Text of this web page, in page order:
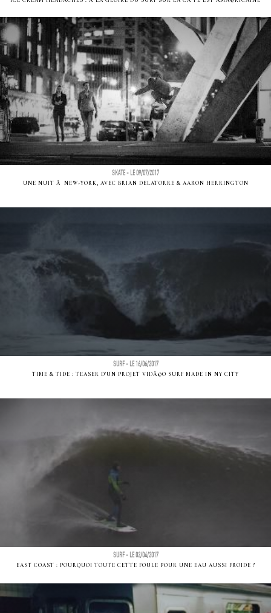
SKATE - LE 09/07/2017
UNE NUIT Ã NEW-YORK, AVEC BRIAN DELATORRE & AARON HERRINGTON
SURF - LE 16/06/2017
TIME & TIDE : TEASER D'UN PROJET VIDÃ©O SURF MADE IN NY CITY
SURF - LE 02/04/2017
EAST COAST : POURQUOI TOUTE CETTE FOULE POUR UNE EAU AUSSI FROIDE ?